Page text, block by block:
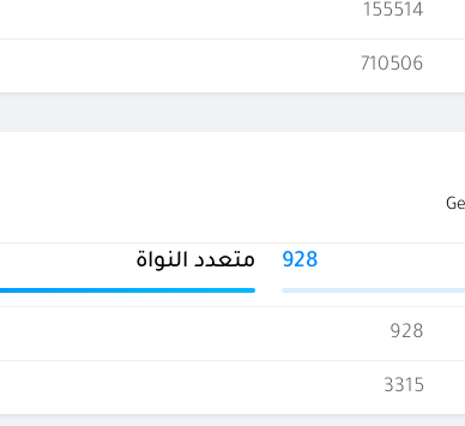
155514
710506
928 متعدد النواة
928
3315